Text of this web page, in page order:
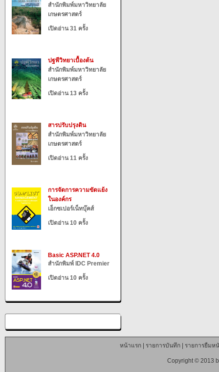
สำนักพิมพ์มหาวิทยาลัย
เกษตรศาสตร์
เปิดอ่าน 31 ครั้ง
ปฐพีวิทยาเบื้องต้น
สำนักพิมพ์มหาวิทยาลัย
เกษตรศาสตร์
เปิดอ่าน 13 ครั้ง
สารปรับปรุงดิน
สำนักพิมพ์มหาวิทยาลัย
เกษตรศาสตร์
เปิดอ่าน 11 ครั้ง
การจัดการความขัดแย้ง
ในองค์กร
เอ็กซเปอร์เน็ทบุ๊คส์
เปิดอ่าน 10 ครั้ง
Basic ASP.NET 4.0
สำนักพิมพ์ IDC Premier
เปิดอ่าน 10 ครั้ง
หน้าแรก| รายการบันทึก| รายการยืมห
Copyright © 2013